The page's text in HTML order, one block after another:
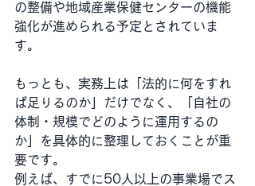
の整備や地域産業保健センターの機能
強化が進められる予定とされていま
す。
もっとも、実務上は「法的に何をすれ
ば足りるのか」だけでなく、「自社の
体制・規模でどのように運用するの
か」を具体的に整理しておくことが重
要です。
例えば、すでに50人以上の事業場でス